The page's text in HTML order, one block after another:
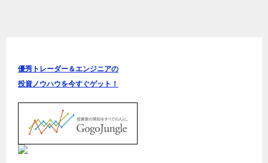
優秀トレーダー＆エンジニアの
投資ノウハウを今すぐゲット！